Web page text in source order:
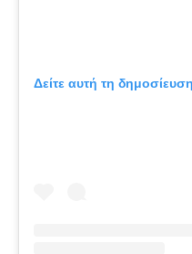
Δείτε αυτή τη